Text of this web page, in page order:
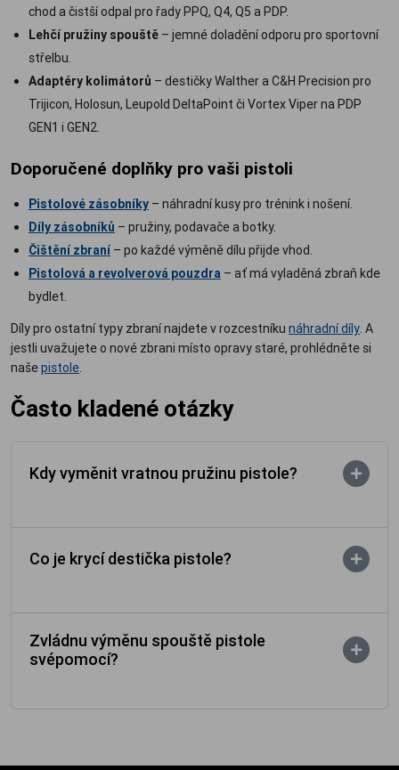
chod a čistší odpal pro řady PPQ, Q4, Q5 a PDP.
Lehčí pružiny spouště – jemné doladění odporu pro sportovní
střelbu.
Adaptéry kolimátorů – destičky Walther a C&H Precision pro
Trijicon, Holosun, Leupold DeltaPoint či Vortex Viper na PDP
GEN1 i GEN2.
Doporučené doplňky pro vaši pistoli
Pistolové zásobníky – náhradní kusy pro trénink i nošení.
Díly zásobníků – pružiny, podavače a botky.
Čištění zbraní – po každé výměně dílu přijde vhod.
Pistolová a revolverová pouzdra – ať má vyladěná zbraň kde
bydlet.
Díly pro ostatní typy zbraní najdete v rozcestníku náhradní díly. A
jestli uvažujete o nové zbrani místo opravy staré, prohlédněte si
našepistole.
Často kladené otázky
Kdy vyměnit vratnou pružinu pistole?
Co je krycí destička pistole?
Zvládnu výměnu spouště pistole
svépomocí?